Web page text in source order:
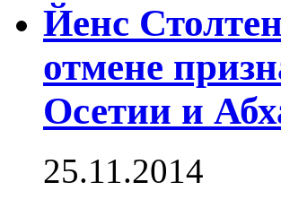
Йенс
отмене
Осетии и
25.11.2014